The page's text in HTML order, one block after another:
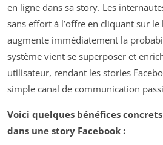
en ligne dans sa story. Les
sans effort à l’offre en cliquant sur
augmente immédiatement la
système vient se superposer et
utilisateur, rendant les stories
simple canal de communication
Voici quelques bénéfices
dans une story Facebook :